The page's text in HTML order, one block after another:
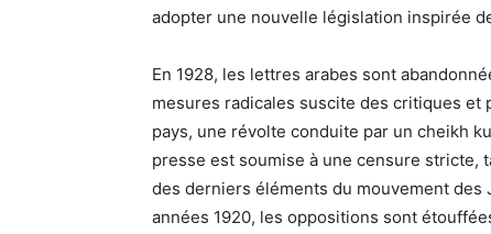
adopter une nouvelle législation inspirée
En 1928, les lettres arabes sont
mesures radicales suscite des critiques et
pays, une révolte conduite par un cheikh
presse est soumise à une censure stricte,
des derniers éléments du mouvement
années 1920, les oppositions sont